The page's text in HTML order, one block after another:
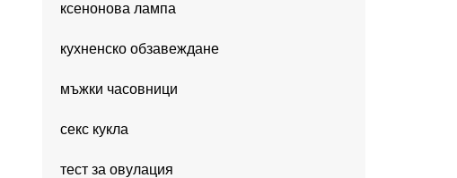
ксенонова лампа
кухненско обзавеждане
мъжки часовници
секс кукла
тест за овулация